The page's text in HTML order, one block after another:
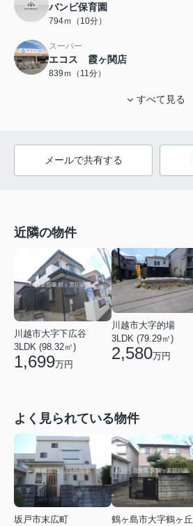
バンビ保育園
794ｍ（10分）
スーパー
エコス 霞ヶ関店
839ｍ（11分）
すべて見る
メールで共有する
近隣の物件
川越市大字下広谷
3LDK (98.32㎡)
1,699万円
川越市大字的場
3LDK (79.29㎡)
2,580万円
よく見られている物件
坂戸市末広町
鶴ヶ島市大字鶴ヶ丘